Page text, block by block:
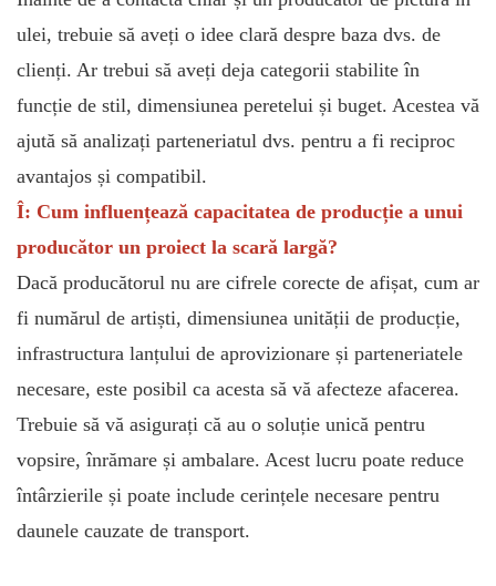
ulei, trebuie să aveți o idee clară despre baza dvs. de
clienți. Ar trebui să aveți deja categorii stabilite în
funcție de stil, dimensiunea peretelui și buget. Acestea vă
ajută să analizați parteneriatul dvs. pentru a fi reciproc
avantajos și compatibil.
Î: Cum influențează capacitatea de producție a unui
producător un proiect la scară largă?
Dacă producătorul nu are cifrele corecte de afișat, cum ar
fi numărul de artiști, dimensiunea unității de producție,
infrastructura lanțului de aprovizionare și parteneriatele
necesare, este posibil ca acesta să vă afecteze afacerea.
Trebuie să vă asigurați că au o soluție unică pentru
vopsire, înrămare și ambalare. Acest lucru poate reduce
întârzierile și poate include cerințele necesare pentru
daunele cauzate de transport.